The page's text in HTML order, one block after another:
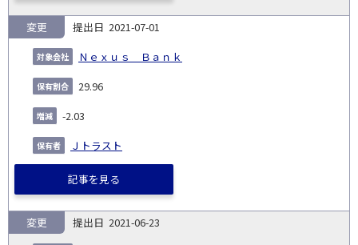
2021-07-01
Ｎｅｘｕｓ Ｂａｎｋ
変更
29.96
-2.03
Ｊトラスト
記事を見る
2021-06-23
変更